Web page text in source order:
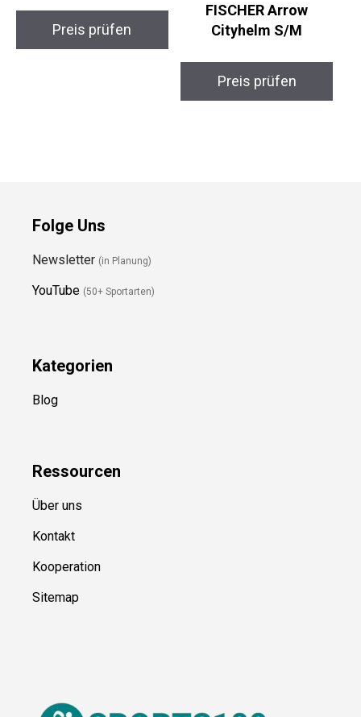
Preis prüfen
FISCHER Arrow
Cityhelm S/M
Preis prüfen
Folge Uns
Newsletter (in Planung)
YouTube (50+ Sportarten)
Kategorien
Blog
Ressourcen
Über uns
Kontakt
Kooperation
Sitemap